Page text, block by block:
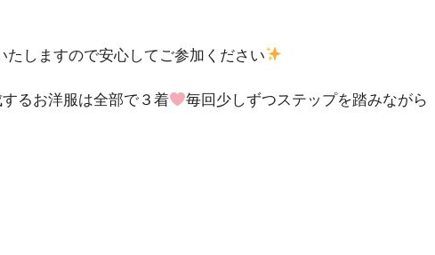
しますので安心してご参加ください
るお洋服は全部で３着
毎回少しずつステップを踏みながら